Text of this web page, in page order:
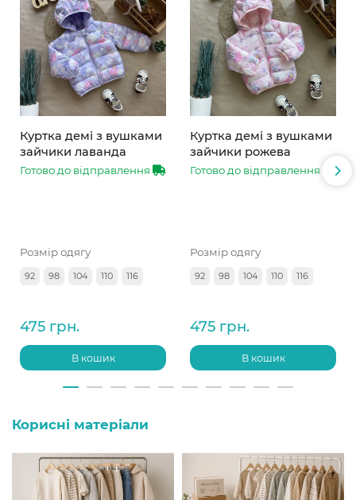
Куртка демі з вушками
зайчики лаванда
Готово до відправлення
Розмір одягу
92 98 104 110 116
475 грн.
В кошик
Куртка демі з вушками
зайчики рожева
Готово до відправлення
Розмір одягу
92 98 104 110 116
475 грн.
В кошик
Корисні матеріали